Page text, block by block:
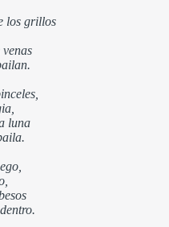
los grillos
luna